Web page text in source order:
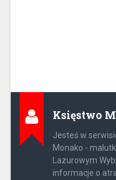
Księstwo
Jesteś w
Monako -
Lazurowym
informacje o